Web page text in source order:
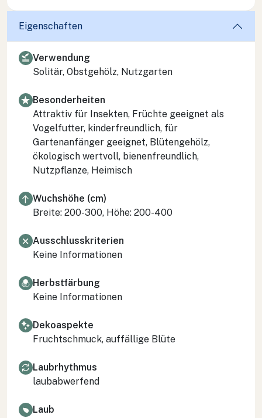
Eigenschaften
Verwendung
Solitär, Obstgehölz, Nutzgarten
Besonderheiten
Attraktiv für Insekten, Früchte geeignet als
Vogelfutter, kinderfreundlich, für
Gartenanfänger geeignet, Blütengehölz,
ökologisch wertvoll, bienenfreundlich,
Nutzpflanze, Heimisch
Wuchshöhe (cm)
Breite: 200-300, Höhe: 200-400
Ausschlusskriterien
Keine Informationen
Herbstfärbung
Keine Informationen
Dekoaspekte
Fruchtschmuck, auffällige Blüte
Laubrhythmus
laubabwerfend
Laub